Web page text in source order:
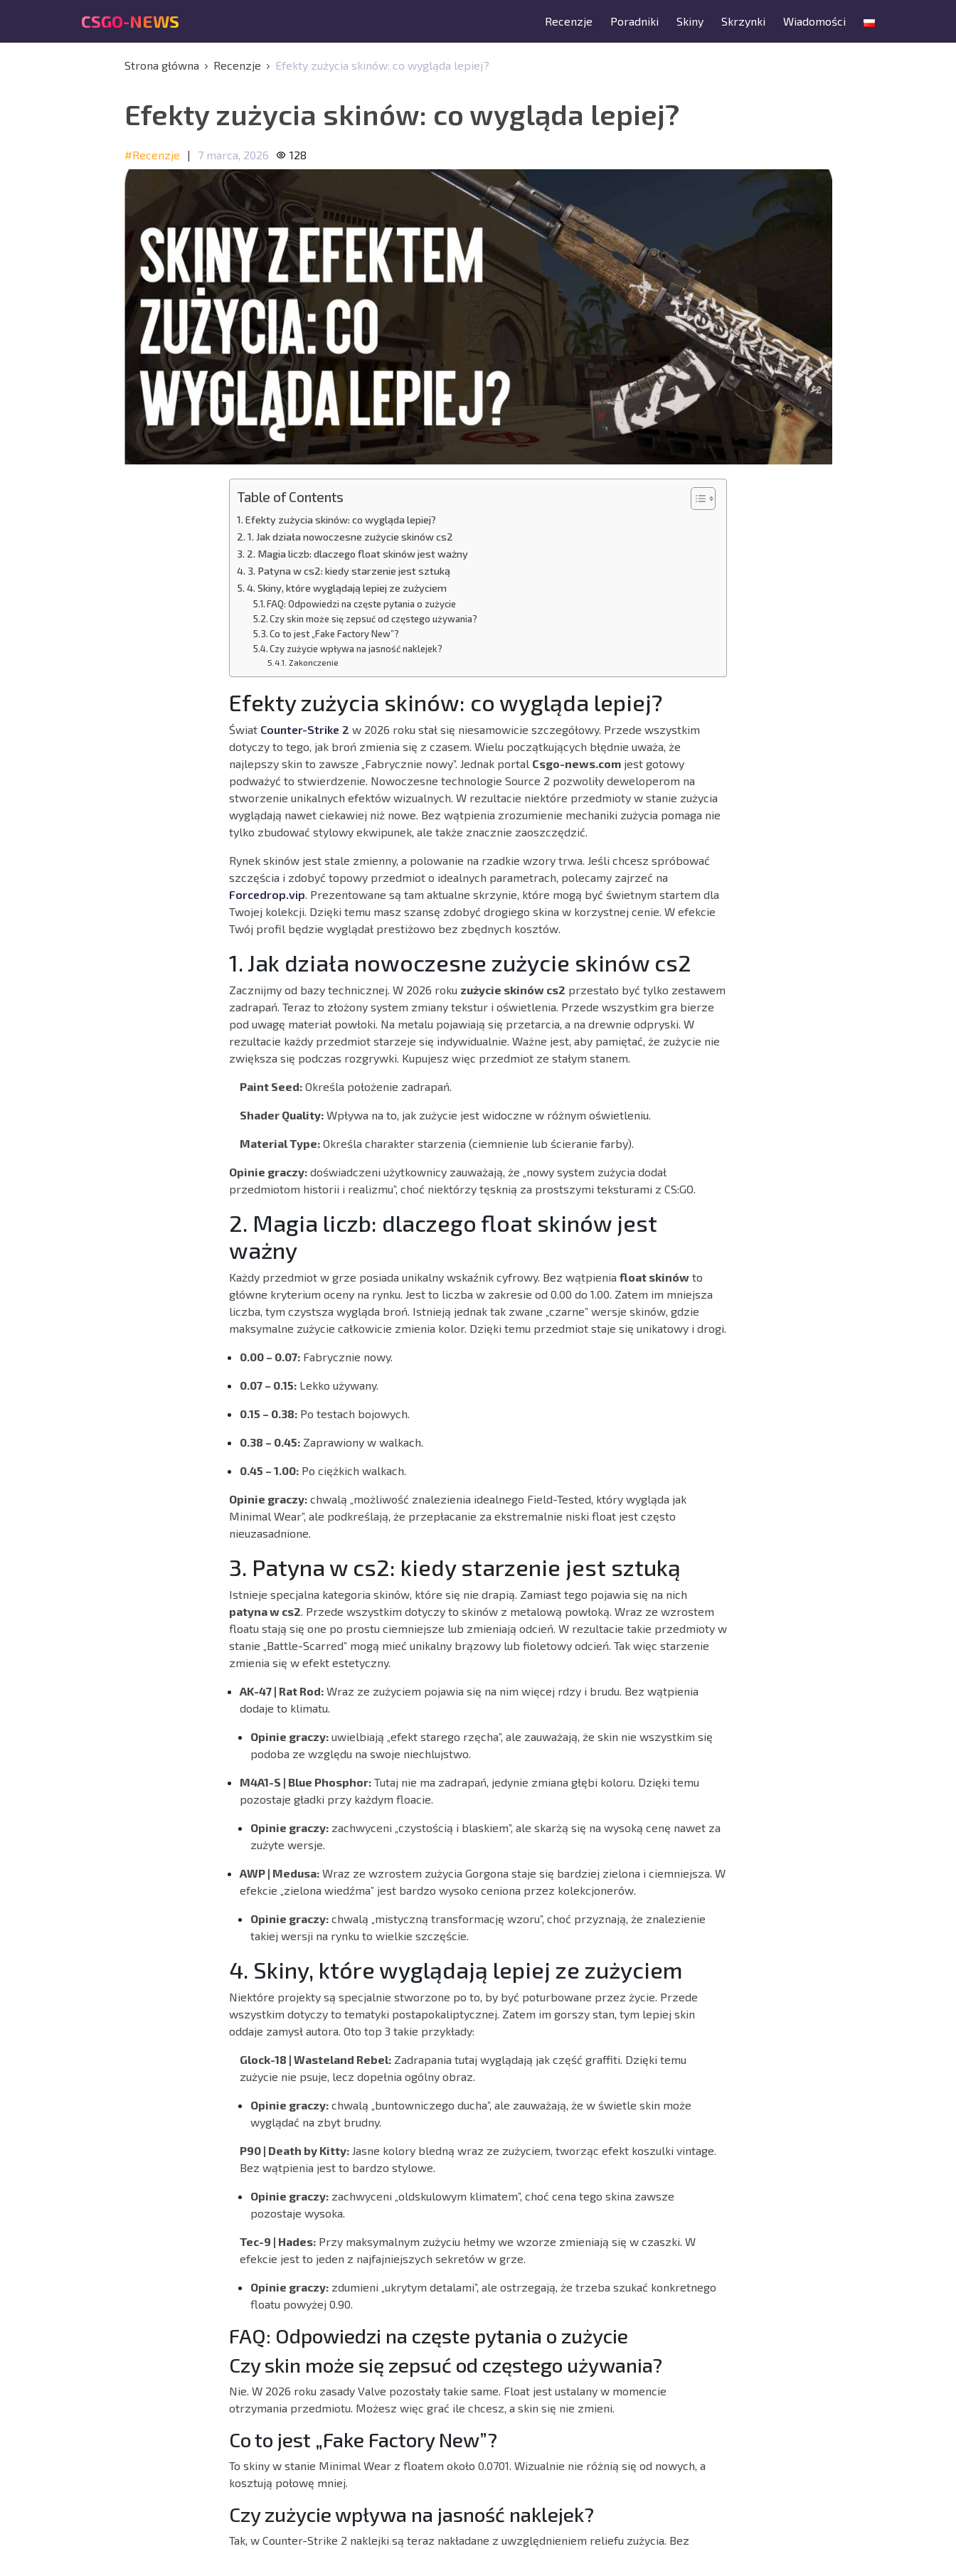
CSGO-NEWS Recenzje Poradniki Skiny Skrzynki Wiadomości
Strona główna Recenzje Efekty zużycia skinów: co wygląda lepiej?
Efekty zużycia skinów: co wygląda lepiej?
#Recenzje | 7 marca, 2026 128
Table of Contents
Efekty zużycia skinów: co wygląda lepiej?
1. Jak działa nowoczesne zużycie skinów cs2
2. Magia liczb: dlaczego float skinów jest ważny
3. Patyna w cs2: kiedy starzenie jest sztuką
4. Skiny, które wyglądają lepiej ze zużyciem
FAQ: Odpowiedzi na częste pytania o zużycie
Czy skin może się zepsuć od częstego używania?
Co to jest „Fake Factory New”?
Czy zużycie wpływa na jasność naklejek?
Zakonczenie
Efekty zużycia skinów: co wygląda lepiej?
Świat Counter-Strike 2 w 2026 roku stał się niesamowicie szczegółowy. Przede wszystkim
dotyczy to tego, jak broń zmienia się z czasem. Wielu początkujących błędnie uważa, że
najlepszy skin to zawsze „Fabrycznie nowy”. Jednak portal Csgo-news.com jest gotowy
podważyć to stwierdzenie. Nowoczesne technologie Source 2 pozwoliły deweloperom na
stworzenie unikalnych efektów wizualnych. W rezultacie niektóre przedmioty w stanie zużycia
wyglądają nawet ciekawiej niż nowe. Bez wątpienia zrozumienie mechaniki zużycia pomaga nie
tylko zbudować stylowy ekwipunek, ale także znacznie zaoszczędzić.
Rynek skinów jest stale zmienny, a polowanie na rzadkie wzory trwa. Jeśli chcesz spróbować
szczęścia i zdobyć topowy przedmiot o idealnych parametrach, polecamy zajrzeć na
Forcedrop.vip . Prezentowane są tam aktualne skrzynie, które mogą być świetnym startem dla
Twojej kolekcji. Dzięki temu masz szansę zdobyć drogiego skina w korzystnej cenie. W efekcie
Twój profil będzie wyglądał prestiżowo bez zbędnych kosztów.
1. Jak działa nowoczesne zużycie skinów cs2
Zacznijmy od bazy technicznej. W 2026 roku zużycie skinów cs2 przestało być tylko zestawem
zadrapań. Teraz to złożony system zmiany tekstur i oświetlenia. Przede wszystkim gra bierze
pod uwagę materiał powłoki. Na metalu pojawiają się przetarcia, a na drewnie odpryski. W
rezultacie każdy przedmiot starzeje się indywidualnie. Ważne jest, aby pamiętać, że zużycie nie
zwiększa się podczas rozgrywki. Kupujesz więc przedmiot ze stałym stanem.
Paint Seed: Określa położenie zadrapań.
Shader Quality: Wpływa na to, jak zużycie jest widoczne w różnym oświetleniu.
Material Type: Określa charakter starzenia (ciemnienie lub ścieranie farby).
Opinie graczy: doświadczeni użytkownicy zauważają, że „nowy system zużycia dodał
przedmiotom historii i realizmu”, choć niektórzy tęsknią za prostszymi teksturami z CS:GO.
2. Magia liczb: dlaczego float skinów jest
ważny
Każdy przedmiot w grze posiada unikalny wskaźnik cyfrowy. Bez wątpienia float skinów to
główne kryterium oceny na rynku. Jest to liczba w zakresie od 0.00 do 1.00. Zatem im mniejsza
liczba, tym czystsza wygląda broń. Istnieją jednak tak zwane „czarne” wersje skinów, gdzie
maksymalne zużycie całkowicie zmienia kolor. Dzięki temu przedmiot staje się unikatowy i drogi.
0.00 – 0.07: Fabrycznie nowy.
0.07 – 0.15: Lekko używany.
0.15 – 0.38: Po testach bojowych.
0.38 – 0.45: Zaprawiony w walkach.
0.45 – 1.00: Po ciężkich walkach.
Opinie graczy: chwalą „możliwość znalezienia idealnego Field-Tested, który wygląda jak
Minimal Wear”, ale podkreślają, że przepłacanie za ekstremalnie niski float jest często
nieuzasadnione.
3. Patyna w cs2: kiedy starzenie jest sztuką
Istnieje specjalna kategoria skinów, które się nie drapią. Zamiast tego pojawia się na nich
patyna w cs2 . Przede wszystkim dotyczy to skinów z metalową powłoką. Wraz ze wzrostem
floatu stają się one po prostu ciemniejsze lub zmieniają odcień. W rezultacie takie przedmioty w
stanie „Battle-Scarred” mogą mieć unikalny brązowy lub fioletowy odcień. Tak więc starzenie
zmienia się w efekt estetyczny.
AK-47 | Rat Rod: Wraz ze zużyciem pojawia się na nim więcej rdzy i brudu. Bez wątpienia
dodaje to klimatu.
Opinie graczy: uwielbiają „efekt starego rzęcha”, ale zauważają, że skin nie wszystkim się
podoba ze względu na swoje niechlujstwo.
M4A1-S | Blue Phosphor: Tutaj nie ma zadrapań, jedynie zmiana głębi koloru. Dzięki temu
pozostaje gładki przy każdym floacie.
Opinie graczy: zachwyceni „czystością i blaskiem”, ale skarżą się na wysoką cenę nawet za
zużyte wersje.
AWP | Medusa: Wraz ze wzrostem zużycia Gorgona staje się bardziej zielona i ciemniejsza. W
efekcie „zielona wiedźma” jest bardzo wysoko ceniona przez kolekcjonerów.
Opinie graczy: chwalą „mistyczną transformację wzoru”, choć przyznają, że znalezienie
takiej wersji na rynku to wielkie szczęście.
4. Skiny, które wyglądają lepiej ze zużyciem
Niektóre projekty są specjalnie stworzone po to, by być poturbowane przez życie. Przede
wszystkim dotyczy to tematyki postapokaliptycznej. Zatem im gorszy stan, tym lepiej skin
oddaje zamysł autora. Oto top 3 takie przykłady:
Glock-18 | Wasteland Rebel: Zadrapania tutaj wyglądają jak część graffiti. Dzięki temu
zużycie nie psuje, lecz dopełnia ogólny obraz.
Opinie graczy: chwalą „buntowniczego ducha”, ale zauważają, że w świetle skin może
wyglądać na zbyt brudny.
P90 | Death by Kitty: Jasne kolory bledną wraz ze zużyciem, tworząc efekt koszulki vintage.
Bez wątpienia jest to bardzo stylowe.
Opinie graczy: zachwyceni „oldskulowym klimatem”, choć cena tego skina zawsze
pozostaje wysoka.
Tec-9 | Hades: Przy maksymalnym zużyciu hełmy we wzorze zmieniają się w czaszki. W
efekcie jest to jeden z najfajniejszych sekretów w grze.
Opinie graczy: zdumieni „ukrytym detalami”, ale ostrzegają, że trzeba szukać konkretnego
floatu powyżej 0.90.
FAQ: Odpowiedzi na częste pytania o zużycie
Czy skin może się zepsuć od częstego używania?
Nie. W 2026 roku zasady Valve pozostały takie same. Float jest ustalany w momencie
otrzymania przedmiotu. Możesz więc grać ile chcesz, a skin się nie zmieni.
Co to jest „Fake Factory New”?
To skiny w stanie Minimal Wear z floatem około 0.0701. Wizualnie nie różnią się od nowych, a
kosztują połowę mniej.
Czy zużycie wpływa na jasność naklejek?
Tak, w Counter-Strike 2 naklejki są teraz nakładane z uwzględnieniem reliefu zużycia. Bez